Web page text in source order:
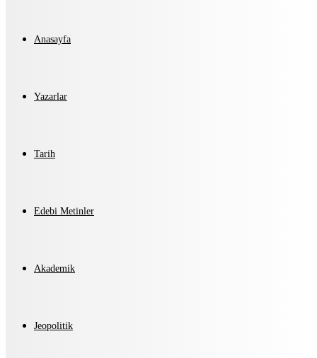
Anasayfa
Yazarlar
Tarih
Edebi Metinler
Akademik
Jeopolitik